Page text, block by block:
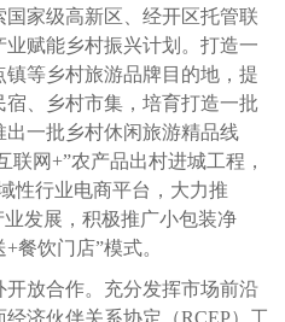
家级高新区、经开区托管联
赋能乡村振兴计划。打造一
等乡村旅游品牌目的地，提
、乡村市集，培育打造一批
一批乡村休闲旅游精品线
联网+”农产品出村进城工程，
性行业电商平台，大力推
发展，积极推广小包装净
餐饮门店”模式。
放合作。充分发挥市场前沿
济伙伴关系协定（RCEP）工